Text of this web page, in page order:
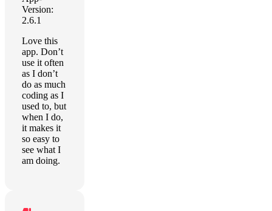
Version:
2.6.1
Love this
app. Don’t
use it often
as I don’t
do as much
coding as I
used to, but
when I do,
it makes it
so easy to
see what I
am doing.